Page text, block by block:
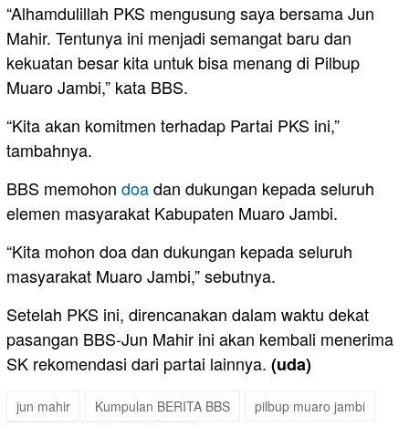
“Alhamdulillah PKS mengusung saya bersama Jun
Mahir. Tentunya ini menjadi semangat baru dan
kekuatan besar kita untuk bisa menang di Pilbup
Muaro Jambi,” kata BBS.
“Kita akan komitmen terhadap Partai PKS ini,”
tambahnya.
BBS memohon doadan dukungan kepada seluruh
elemen masyarakat Kabupaten Muaro Jambi.
“Kita mohon doa dan dukungan kepada seluruh
masyarakat Muaro Jambi,” sebutnya.
Setelah PKS ini, direncanakan dalam waktu dekat
pasangan BBS-Jun Mahir ini akan kembali menerima
SK rekomendasi dari partai lainnya. (uda)
jun mahir Kumpulan BERITA BBS
pilbup muaro jambi